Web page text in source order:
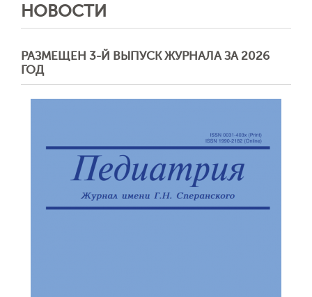
НОВОСТИ
РАЗМЕЩЕН 3-Й ВЫПУСК ЖУРНАЛА ЗА 2026
ГОД